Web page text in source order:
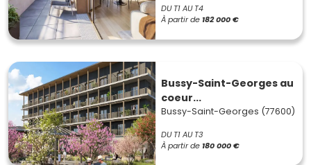
DU T1 AU T4
À partir de 182 000 €
Bussy-Saint-Georges au
coeur...
Bussy-Saint-Georges (77600)
DU T1 AU T3
À partir de 180 000 €